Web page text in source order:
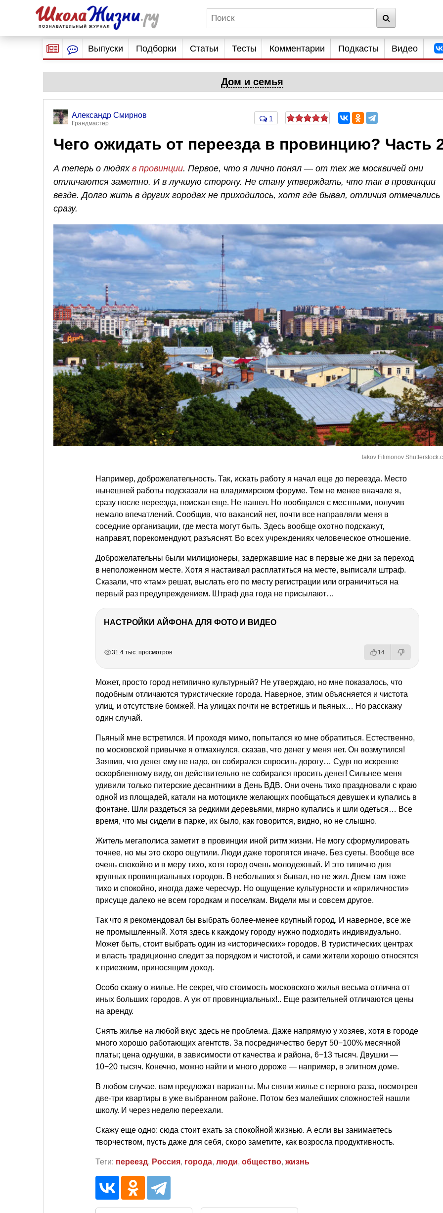
Выпуски Подборки Статьи Тесты Комментарии Подкасты Видео
Дом и семья
Александр Смирнов
Грандмастер
1
Чего ожидать от переезда в провинцию? Часть
А теперь о людях в провинции. Первое, что я лично понял — от тех же москвичей они
отличаются заметно. И в лучшую сторону. Не стану утверждать, что так в провинции
везде. Долго жить в других городах не приходилось, хотя где бывал, отличия отмечались
сразу.
Iakov Filimonov
Например, доброжелательность. Так, искать работу я начал еще до переезда. Место
нынешней работы подсказали на владимирском форуме. Тем не менее вначале я,
сразу после переезда, поискал еще. Не нашел. Но пообщался с местными, получив
немало впечатлений. Сообщив, что вакансий нет, почти все направляли меня в
соседние организации, где места могут быть. Здесь вообще охотно подскажут,
направят, порекомендуют, разъяснят. Во всех учреждениях человеческое отношение.
Доброжелательны были милиционеры, задержавшие нас в первые же дни за переход
в неположенном месте. Хотя я настаивал расплатиться на месте, выписали штраф.
Сказали, что «там» решат, выслать его по месту регистрации или ограничиться на
первый раз предупреждением. Штраф два года не присылают…
НАСТРОЙКИ АЙФОНА ДЛЯ ФОТО И ВИДЕО
31.4 тыс. просмотров 14
Может, просто город нетипично культурный? Не утверждаю, но мне показалось, что
подобным отличаются туристические города. Наверное, этим объясняется и чистота
улиц, и отсутствие бомжей. На улицах почти не встретишь и пьяных… Но расскажу
один случай.
Пьяный мне встретился. И проходя мимо, попытался ко мне обратиться. Естественно,
по московской привычке я отмахнулся, сказав, что денег у меня нет. Он возмутился!
Заявив, что денег ему не надо, он собирался спросить дорогу… Судя по искренне
оскорбленному виду, он действительно не собирался просить денег! Сильнее меня
удивили только питерские десантники в День ВДВ. Они очень тихо праздновали с краю
одной из площадей, катали на мотоцикле желающих пообщаться девушек и купались в
фонтане. Шли раздеться за редкими деревьями, мирно купались и шли одеться… Все
время, что мы сидели в парке, их было, как говорится, видно, но не слышно.
Житель мегаполиса заметит в провинции иной ритм жизни. Не могу сформулировать
точнее, но мы это скоро ощутили. Люди даже торопятся иначе. Без суеты. Вообще все
очень спокойно и в меру тихо, хотя город очень молодежный. И это типично для
крупных провинциальных городов. В небольших я бывал, но не жил. Днем там тоже
тихо и спокойно, иногда даже чересчур. Но ощущение культурности и «приличности»
присуще далеко не всем городкам и поселкам. Видели мы и совсем другое.
Так что я рекомендовал бы выбрать более-менее крупный город. И наверное, все же
не промышленный. Хотя здесь к каждому городу нужно подходить индивидуально.
Может быть, стоит выбрать один из «исторических» городов. В туристических центрах
и власть традиционно следит за порядком и чистотой, и сами жители хорошо относятся
к приезжим, приносящим доход.
Особо скажу о жилье. Не секрет, что стоимость московского жилья весьма отлична от
иных больших городов. А уж от провинциальных!.. Еще разительней отличаются цены
на аренду.
Снять жилье на любой вкус здесь не проблема. Даже напрямую у хозяев, хотя в городе
много хорошо работающих агентств. За посредничество берут 50−100% месячной
платы; цена однушки, в зависимости от качества и района, 6−13 тысяч. Двушки —
10−20 тысяч. Конечно, можно найти и много дороже — например, в элитном доме.
В любом случае, вам предложат варианты. Мы сняли жилье с первого раза, посмотрев
две-три квартиры в уже выбранном районе. Потом без малейших сложностей нашли
школу. И через неделю переехали.
Скажу еще одно: сюда стоит ехать за спокойной жизнью. А если вы занимаетесь
творчеством, пусть даже для себя, скоро заметите, как возросла продуктивность.
Теги: переезд, Россия, города, люди, общество, жизнь